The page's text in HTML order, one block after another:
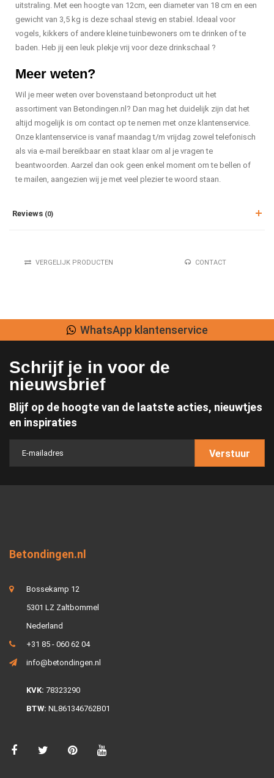
uitstraling. Met een hoogte van 12cm, een diameter van 18 cm en een
gewicht van 3,5 kg is deze schaal stevig en stabiel. Ideaal voor
vogels, kikkers of andere kleine tuinbewoners om te drinken of te
baden. Heb jij een leuk plekje vrij voor deze drinkschaal ?
Meer weten?
Wil je meer weten over bovenstaand betonproduct uit het
assortiment van Betondingen.nl? Dan mag het duidelijk zijn dat het
altijd mogelijk is om contact op te nemen met onze klantenservice.
Onze klantenservice is vanaf maandag t/m vrijdag zowel telefonisch
als via e-mail bereikbaar en staat klaar om al je vragen te
beantwoorden. Aarzel dan ook geen enkel moment om te bellen of
te mailen, aangezien wij je met veel plezier te woord staan.
Reviews (0)
VERGELIJK PRODUCTEN CONTACT
Lage verzendkosten
Schrijf je in voor de
nieuwsbrief
Blijf op de hoogte van de laatste acties, nieuwtjes
en inspiraties
Verstuur
Betondingen.nl
Bossekamp 12
5301 LZ Zaltbommel
Nederland
+31 85 - 060 62 04
info@betondingen.nl
KVK: 78323290
BTW: NL861346762B01